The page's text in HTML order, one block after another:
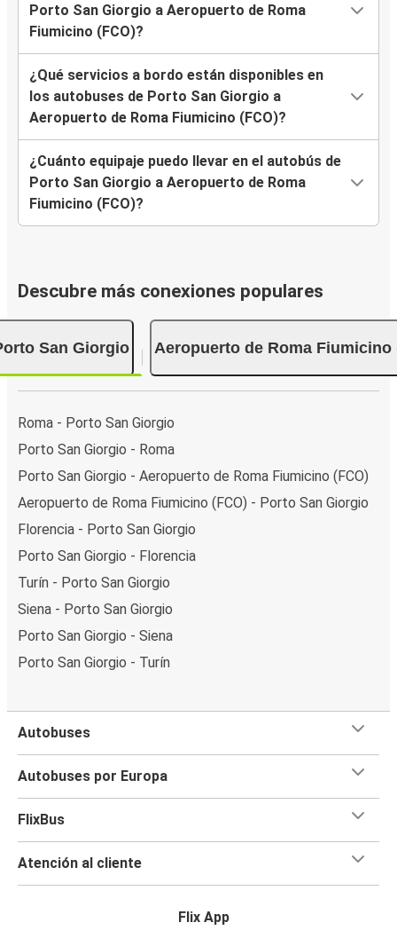
Porto San Giorgio a Aeropuerto de Roma
Fiumicino (FCO)?
¿Qué servicios a bordo están disponibles en
los autobuses de Porto San Giorgio a
Aeropuerto de Roma Fiumicino (FCO)?
¿Cuánto equipaje puedo llevar en el autobús de
Porto San Giorgio a Aeropuerto de Roma
Fiumicino (FCO)?
Descubre más conexiones populares
San Giorgio Aeropuerto de Roma Fiumicino
Roma - Porto San Giorgio
Porto San Giorgio - Roma
Porto San Giorgio - Aeropuerto de Roma Fiumicino (FCO)
Aeropuerto de Roma Fiumicino (FCO) - Porto San Giorgio
Florencia - Porto San Giorgio
Porto San Giorgio - Florencia
Turín - Porto San Giorgio
Siena - Porto San Giorgio
Porto San Giorgio - Siena
Porto San Giorgio - Turín
Autobuses
Autobuses por Europa
FlixBus
Atención al cliente
Flix App